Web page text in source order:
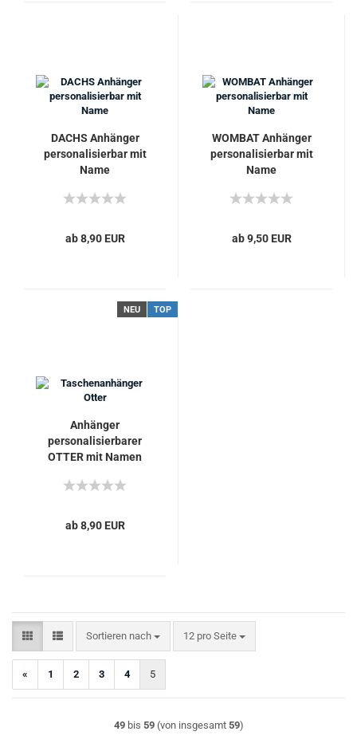
DACHS Anhänger
personalisierbar mit
Name
ab 8,90 EUR
WOMBAT Anhänger
personalisierbar mit
Name
ab 9,50 EUR
NEU TOP
Anhänger
personalisierbarer
OTTER mit Namen
Taschen-Anhänger
ab 8,90 EUR
Sortieren nach
Sortieren nach 12 pro Seite
pro Seite
« 1 2 3 4 5
49bis 59(von insgesamt 59)